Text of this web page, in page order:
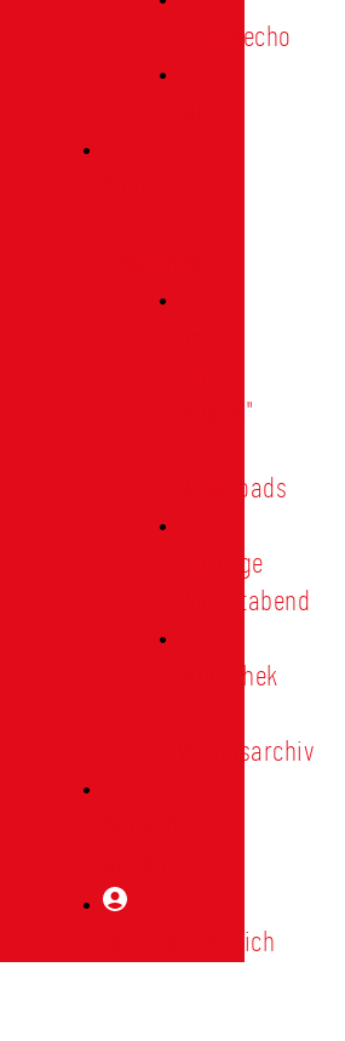
Presseecho
"digital"
Downloads
Vorträge
Heimatabend
Bibliothek
Vereinsarchiv
Mitgliederbereich